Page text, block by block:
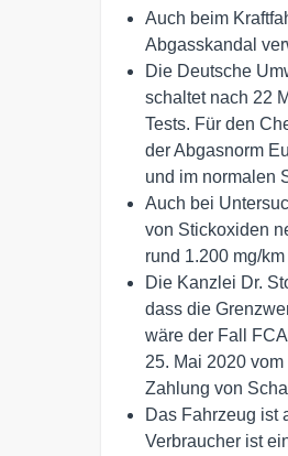
Auch beim
Abgasskandal
Die Deutsche
schaltet nach 22
Tests. Für den
der Abgasnorm
und im normalen
Auch bei
von Stickoxiden
rund 1.200 mg/
Die Kanzlei Dr.
dass die
wäre der Fall
25. Mai 2020
Zahlung von
Das Fahrzeug ist
Verbraucher ist